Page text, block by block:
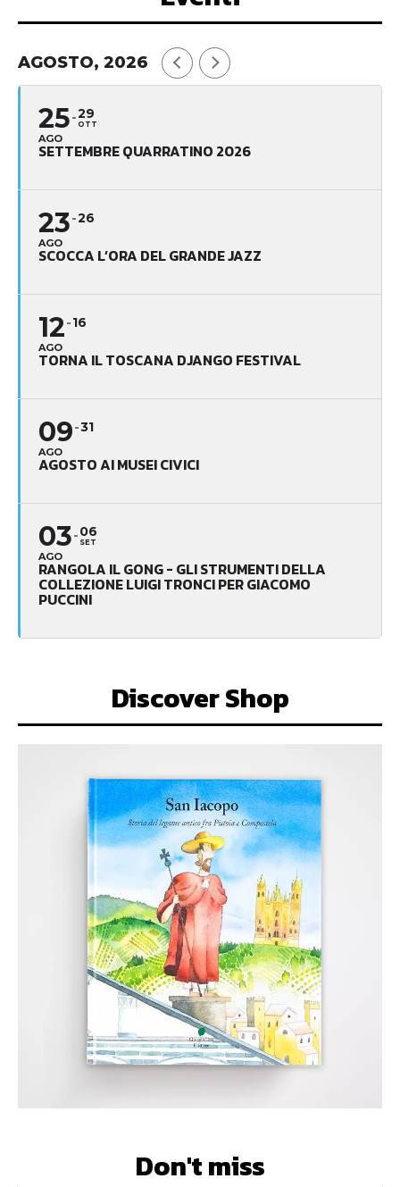
AGOSTO, 2026
25
AGO
29
OTT
SETTEMBRE QUARRATINO 2026
23
AGO
26
SCOCCA L’ORA DEL GRANDE JAZZ
12
AGO
16
TORNA IL TOSCANA DJANGO FESTIVAL
09
AGO
31
AGOSTO AI MUSEI CIVICI
03
AGO
06
SET
RANGOLA IL GONG - GLI STRUMENTI DELLA
COLLEZIONE LUIGI TRONCI PER GIACOMO
PUCCINI
Discover Shop
Don't miss